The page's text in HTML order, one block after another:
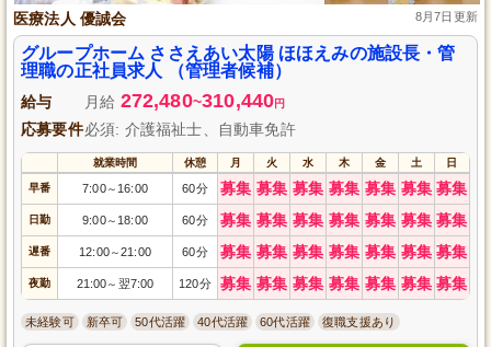
医療法人 優誠会 8月7日更新
グループホーム ささえあい太陽 ほほえみの施設長・管
理職の正社員求人 （管理者候補）
給与 月給 272,480~310,440円
応募要件必須: 介護福祉士、自動車免許
就業時間 休憩 月 火 水 木 金 土 日
早番 7:00～ 16:00 60分 募集 募集 募集 募集 募集 募集 募集
日勤 9:00～ 18:00 60分 募集 募集 募集 募集 募集 募集 募集
遅番 12:00～21:00 60分 募集 募集 募集 募集 募集 募集 募集
夜勤 21:00～ 翌7:00 120分 募集 募集 募集 募集 募集 募集 募集
未経験可 新卒可 50代活躍 40代活躍 60代活躍 復職支援あり